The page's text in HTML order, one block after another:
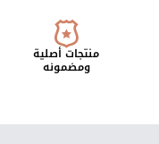
منتجات أصلية
ومضمونه